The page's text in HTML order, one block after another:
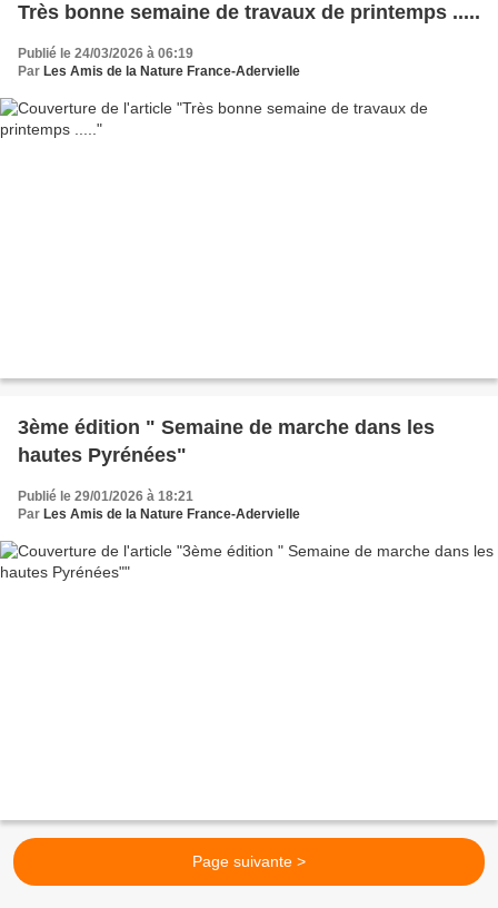
Très bonne semaine de travaux de printemps .....
Publié le 24/03/2026 à 06:19
Par Les Amis de la Nature France-Adervielle
3ème édition " Semaine de marche dans les
hautes Pyrénées"
Publié le 29/01/2026 à 18:21
Par Les Amis de la Nature France-Adervielle
Page suivante >